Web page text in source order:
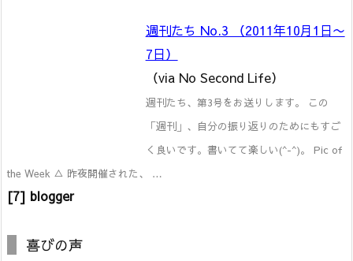
週刊たち No.3 （2011年10月1日〜
7日）
（via No Second Life）
週刊たち、第3号をお送りします。 この
「週刊」、自分の振り返りのためにもすご
く良いです。書いてて楽しい(^-^)。 Pic of
the Week △ 昨夜開催された、 …
[7] blogger
喜びの声